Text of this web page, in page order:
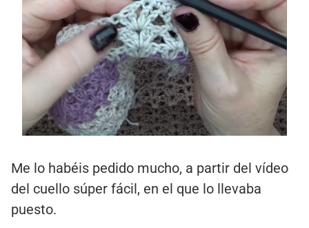
Me lo habéis pedido mucho, a partir del vídeo
del cuello súper fácil, en el que lo llevaba
puesto.